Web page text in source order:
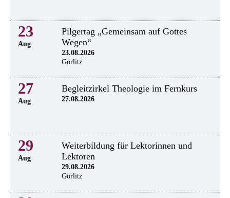
23
Aug
Pilgertag „Gemeinsam auf Gottes
Wegen“
23.08.2026
Görlitz
27
Aug
Begleitzirkel Theologie im Fernkurs
27.08.2026
29
Aug
Weiterbildung für Lektorinnen und
Lektoren
29.08.2026
Görlitz